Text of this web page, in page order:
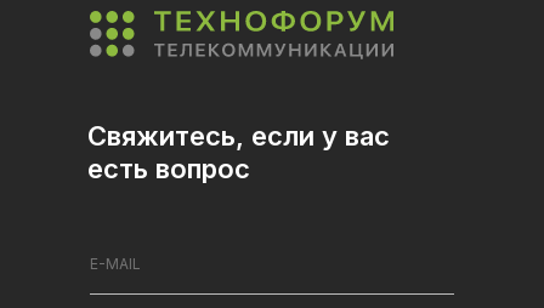
Свяжитесь, если у вас
есть вопрос